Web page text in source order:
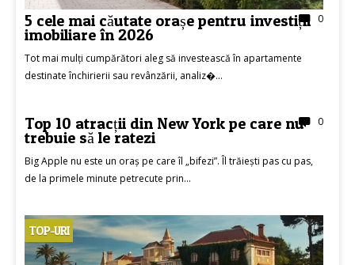
0
5 cele mai căutate orașe pentru investiții
imobiliare în 2026
Tot mai mulți cumpărători aleg să investească în apartamente
destinate închirierii sau revânzării, analiz�...
TOP-URI 0
Top 10 atracții din New York pe care nu
trebuie să le ratezi
Big Apple nu este un oraș pe care îl „bifezi”. Îl trăiești pas cu pas,
de la primele minute petrecute prin...
TOP-URI